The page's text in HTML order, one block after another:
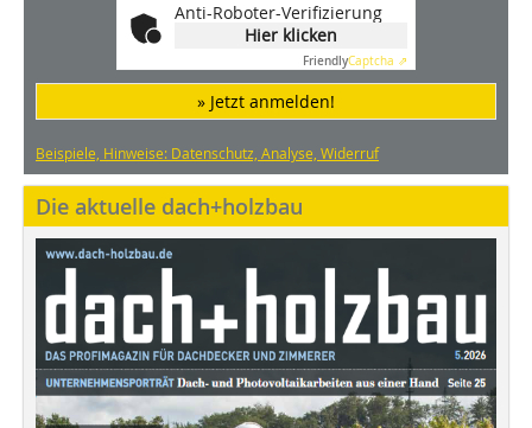
Anti-Roboter-Verifizierung
Hier klicken
FriendlyCaptcha ⇗
» Jetzt anmelden!
Beispiele, Hinweise: Datenschutz, Analyse, Widerruf
Die aktuelle dach+holzbau